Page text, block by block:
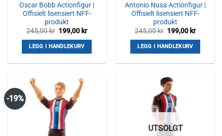
Oscar Bobb Actionfigur |
Offisielt lisensiert NFF-
produkt
245,00kr Opprinnelig
var:
245,00 kr.
199,00 krNåværende
LEGG I HANDLEKURV
Antonio Nusa Actionfigur |
Offisielt lisensiert NFF-
produkt
245,00kr Opprinnelig
var:
245,00 kr.
199,00 kr
LEGG I HANDLEKURV
-19%
UTSOLGT